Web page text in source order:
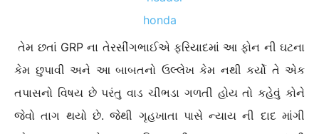
તેમ છતાં GRP ના તેરસીંગભાઈએ ફરિયાદમાં આ ફોન ની ઘટના
કેમ છુપાવી અને આ બાબતનો ઉલ્લેખ કેમ નથી કર્યો તે એક
તપાસનો વિષય છે પરંતુ વાડ ચીભડા ગળતી હોય તો કહેવું કોને
જેવો તાગ થયો છે. જેથી ગૃહખાતા પાસે ન્યાય ની દાદ માંગી